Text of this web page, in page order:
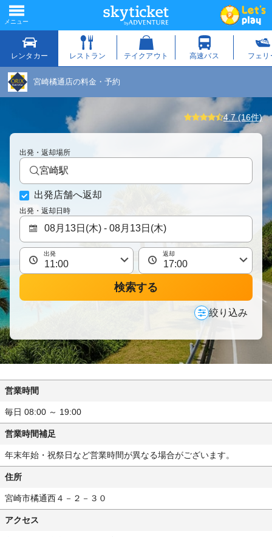
宮崎橘通店の料金・予約
4.7 (16件)
出発・返却場所
宮崎駅
出発店舗へ返却
出発・返却日時
出発 返却
検索する
絞り込み
営業時間
毎日 08:00 ～ 19:00
営業時間補足
年末年始・祝祭日など営業時間が異なる場合がございます。
住所
宮崎市橘通西４－２－３０
アクセス